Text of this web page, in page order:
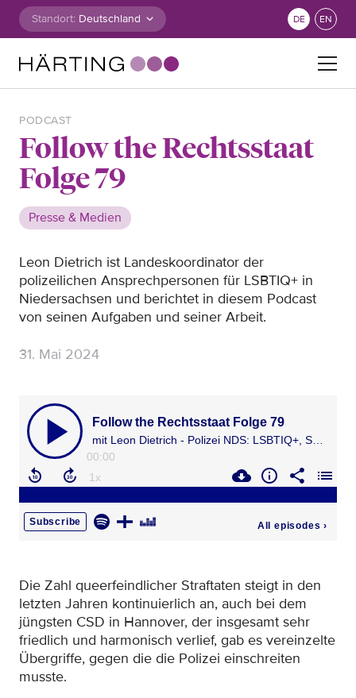
Zum Inhalt springen
Standort: DE EN
PODCAST
Follow the Rechtsstaat
Folge 79
Presse & Medien
Leon Dietrich ist Landeskoordinator der
polizeilichen Ansprechpersonen für LSBTIQ+ in
Niedersachsen und berichtet in diesem Podcast
von seinen Aufgaben und seiner Arbeit.
31. Mai 2024
Die Zahl queerfeindlicher Straftaten steigt in den
letzten Jahren kontinuierlich an, auch bei dem
jüngsten CSD in Hannover, der insgesamt sehr
friedlich und harmonisch verlief, gab es vereinzelte
Übergriffe, gegen die die Polizei einschreiten
musste.